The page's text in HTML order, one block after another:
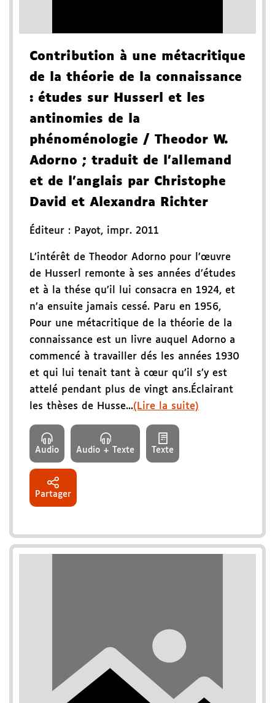
Contribution à une métacritique
de la théorie de la connaissance
: études sur Husserl et les
antinomies de la
phénoménologie / Theodor W.
Adorno ; traduit de l'allemand
et de l'anglais par Christophe
David et Alexandra Richter
Éditeur : Payot, impr. 2011
L’intérêt de Theodor Adorno pour l’œuvre
de Husserl remonte à ses années d’études
et à la thése qu’il lui consacra en 1924, et
n’a ensuite jamais cessé. Paru en 1956,
Pour une métacritique de la théorie de la
connaissance est un livre auquel Adorno a
commencé à travailler dés les années 1930
et qui lui tenait tant à cœur qu’il s’y est
attelé pendant plus de vingt ans.Éclairant
les thèses de Husse...(Lire la suite)
Audio Audio + Texte Texte
Partager